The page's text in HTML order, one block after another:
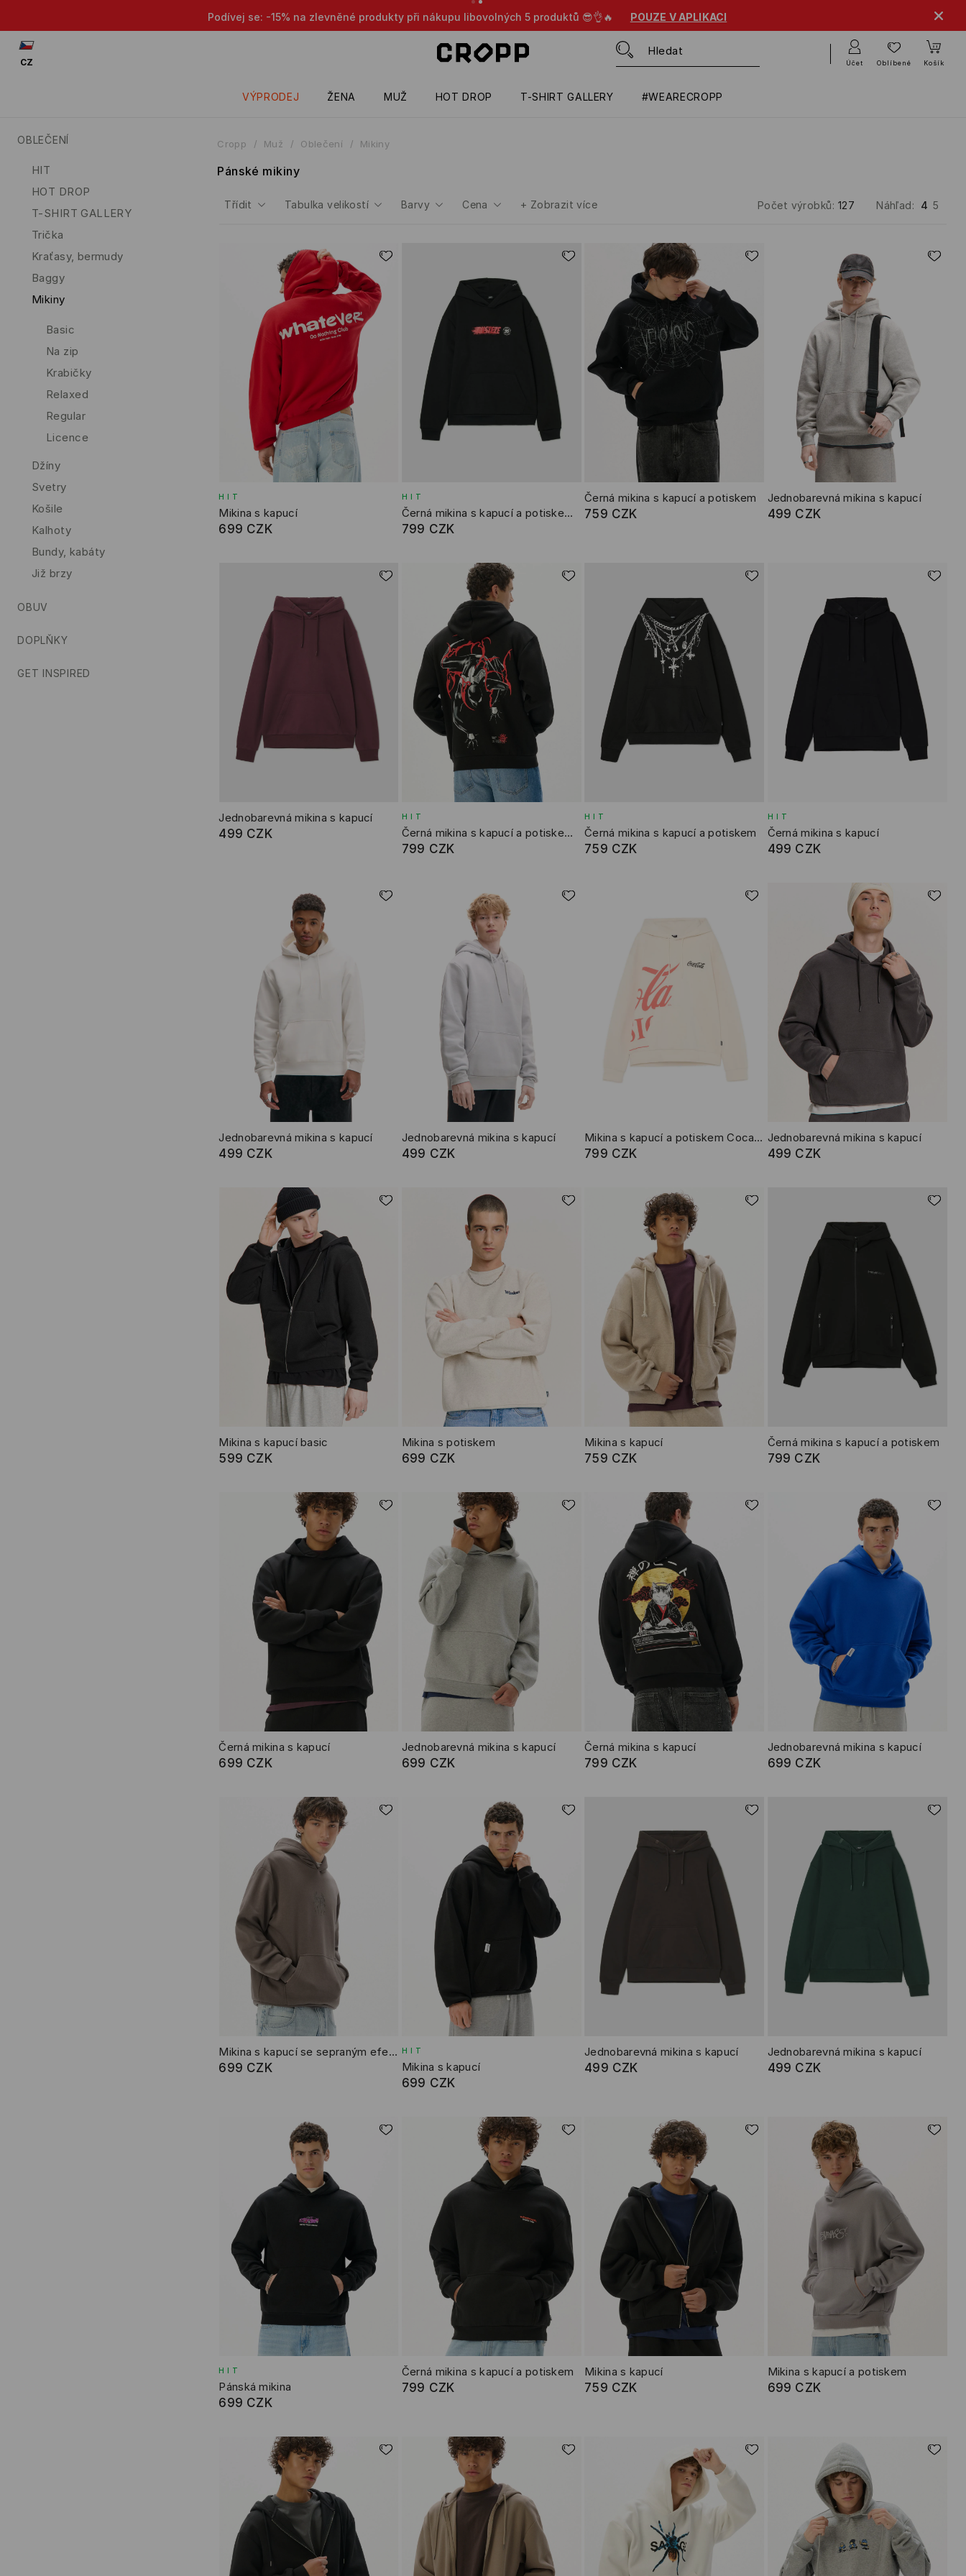
Podívej se: -15% na zlevněné produkty při nákupu libovolných 5 produktů 😎👌🔥 POUZE V APLIKACI
VÝPRODEJ ŽENA MUŽ HOT DROP T-SHIRT GALLERY #WEARECROPP
CZ Účet Oblíbené Košík
OBLEČENÍ
HIT
HOT DROP
T-SHIRT GALLERY
Trička
Kraťasy, bermudy
Baggy
Mikiny
Basic
Na zip
Krabičky
Relaxed
Regular
Licence
Džíny
Svetry
Košile
Kalhoty
Bundy, kabáty
Již brzy
OBUV
DOPLŇKY
GET INSPIRED
Cropp Muž Oblečení Mikiny
Pánské mikiny
Třídit Tabulka velikostí Barvy Cena + Zobrazit více Počet výrobků: 127 Náhľad: 4 5
HIT
Mikina s kapucí
699 CZK
HIT
Černá mikina s kapucí a potiskem The Cars
799 CZK
Černá mikina s kapucí a potiskem
759 CZK
Jednobarevná mikina s kapucí
499 CZK
Jednobarevná mikina s kapucí
499 CZK
HIT
Černá mikina s kapucí a potiskem Black Spider-Man
799 CZK
HIT
Černá mikina s kapucí a potiskem
759 CZK
HIT
Černá mikina s kapucí
499 CZK
Jednobarevná mikina s kapucí
499 CZK
Jednobarevná mikina s kapucí
499 CZK
Mikina s kapucí a potiskem Coca-Cola
799 CZK
Jednobarevná mikina s kapucí
499 CZK
Mikina s kapucí basic
599 CZK
Mikina s potiskem
699 CZK
Mikina s kapucí
759 CZK
Černá mikina s kapucí a potiskem
799 CZK
Černá mikina s kapucí
699 CZK
Jednobarevná mikina s kapucí
699 CZK
Černá mikina s kapucí
799 CZK
Jednobarevná mikina s kapucí
699 CZK
Mikina s kapucí se sepraným efektem
699 CZK
HIT
Mikina s kapucí
699 CZK
Jednobarevná mikina s kapucí
499 CZK
Jednobarevná mikina s kapucí
499 CZK
HIT
Pánská mikina
699 CZK
Černá mikina s kapucí a potiskem
799 CZK
Mikina s kapucí
759 CZK
Mikina s kapucí a potiskem
699 CZK